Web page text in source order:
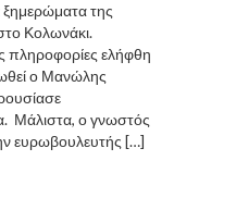
της
Κολωνάκι.
πληροφορίες ελήφθη
ο Μανώλης
Μάλιστα, ο γνωστός
ευρωβουλευτής […]